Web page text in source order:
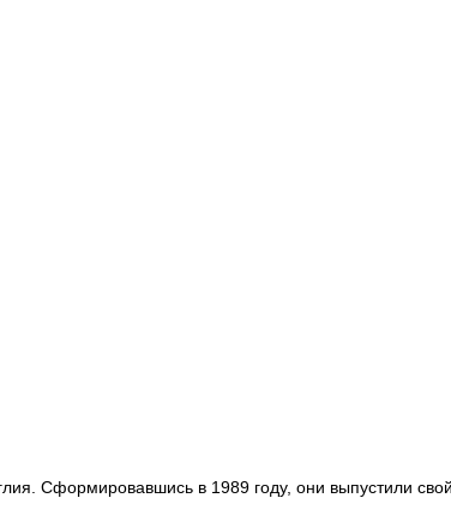
Сформировавшись в 1989 году, они выпустили